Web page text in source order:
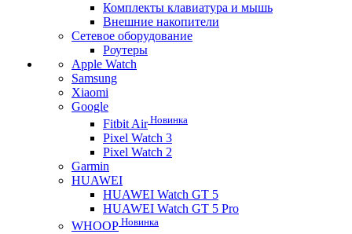
Комплекты клавиатура и мышь
Внешние накопители
Сетевое оборудование
Роутеры
Apple Watch
Samsung
Xiaomi
Google
Fitbit AirНовинка
Pixel Watch 3
Pixel Watch 2
Garmin
HUAWEI
HUAWEI Watch GT 5
HUAWEI Watch GT 5 Pro
WHOOP Новинка